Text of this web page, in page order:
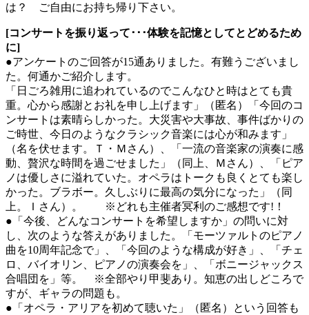
は？ ご自由にお持ち帰り下さい。
[コンサートを振り返って･･･体験を記憶としてとどめるため
に]
●アンケートのご回答が15通ありました。有難うございまし
た。何通かご紹介します。
「日ごろ雑用に追われているのでこんなひと時はとても貴
重。心から感謝とお礼を申し上げます」（匿名）「今回のコ
ンサートは素晴らしかった。大災害や大事故、事件ばかりの
ご時世、今日のようなクラシック音楽には心が和みます」
（名を伏せます。Ｔ・Ｍさん）、「一流の音楽家の演奏に感
動、贅沢な時間を過ごせました」（同上、Ｍさん）、「ピア
ノは優しさに溢れていた。オペラはトークも良くとても楽し
かった。ブラボー。久しぶりに最高の気分になった」（同
上。Ｉさん）。 ※どれも主催者冥利のご感想です!！
●「今後、どんなコンサートを希望しますか」の問いに対
し、次のような答えがありました。「モーツァルトのピアノ
曲を10周年記念で」、「今回のような構成が好き」、「チェ
ロ、バイオリン、ピアノの演奏会を」、「ボニージャックス
合唱団を」等。 ※全部やり甲斐あり。知恵の出しどころで
すが、ギャラの問題も。
●「オペラ・アリアを初めて聴いた」（匿名）という回答も